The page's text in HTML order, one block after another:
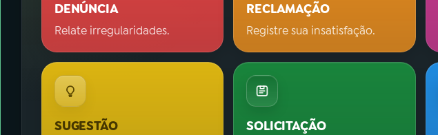
DENÚNCIA
Relate irregularidades.
RECLAMAÇÃO
Registre sua insatisfação.
SUGESTÃO SOLICITAÇÃO